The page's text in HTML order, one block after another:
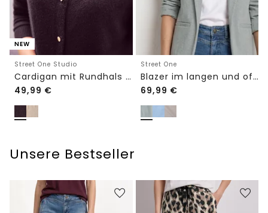
NEW
Street One Studio
Cardigan mit Rundhals und Knöpfen
49,99 €
Street One
Blazer im langen und offenen Schnitt
69,99 €
Unsere Bestseller